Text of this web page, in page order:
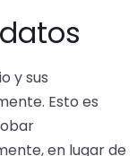
y sus
Esto es
en lugar de